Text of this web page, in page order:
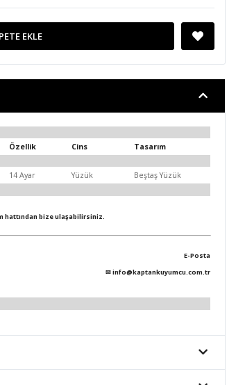
EKLE
Özellik Cins Tasarım
14 Ayar Yüzük Beştaş Yüzük
hattından bize ulaşabilirsiniz.
E-Posta
✉info@kaptankuyumcu.com.tr